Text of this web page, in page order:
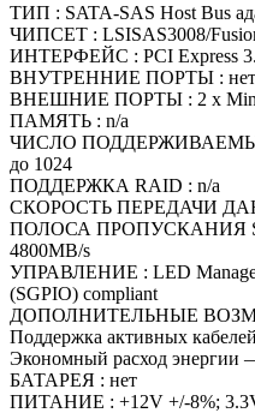
ТИП : SATA-SAS Host Bus
ЧИПСЕТ : LSISAS3008/
ИНТЕРФЕЙС : PCI Express
ВНУТРЕННИЕ ПОРТЫ : нет
ВНЕШНИЕ ПОРТЫ : 2 x Mini-
ПАМЯТЬ : n/a
ЧИСЛО
до 1024
ПОДДЕРЖКА RAID : n/a
СКОРОСТЬ ПЕРЕДАЧИ
ПОЛОСА ПРОПУСКАНИЯ
4800MB/s
УПРАВЛЕНИЕ : LED
(SGPIO) compliant
ДОПОЛНИТЕЛЬНЫЕ
Поддержка активных кабелей
Экономный расход энергии
БАТАРЕЯ : нет
ПИТАНИЕ : +12V +/-8%;